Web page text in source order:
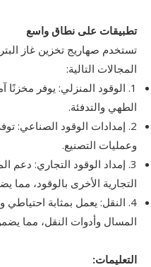
تطبيقات على نطاق واسع
تستخدم صهاريج تخزين غاز
المجالات التالية:
1. الوقود المنزلي: يوفر مخزنًا
الطهي والتدفئة.
2. إمدادات الوقود الصناعي:
وعمليات التصنيع.
3. إمداد الوقود التجاري: دعم
التجارية الأخرى بالوقود، مما
4. النقل: يعمل بمثابة
المسال وأدوات النقل، مما يضمن
التعليمات: